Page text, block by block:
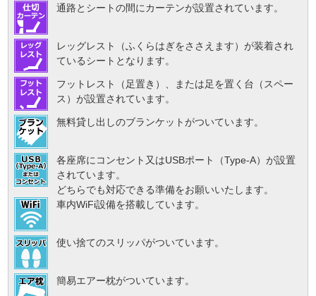
通路とシートの間にカーテンが設置されています。
レッグレスト（ふくらはぎをささえます）が装着され
ているシートとなります。
フットレスト（足置き）、または足を置く台（スペー
ス）が設置されています。
無料貸し出しのブランケットがついています。
各座席にコンセント又はUSBポート（Type-A）が設置
されています。
どちらでも対応できる準備をお願いいたします。
車内WiFi設備を搭載しています。
使い捨てのスリッパがついています。
簡易エアー枕がついています。